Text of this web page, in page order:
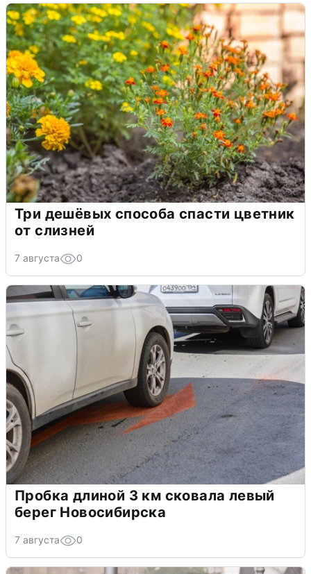
Три дешёвых способа спасти цветник
от слизней
7 августа 0
Пробка длиной 3 км сковала левый
берег Новосибирска
7 августа 0